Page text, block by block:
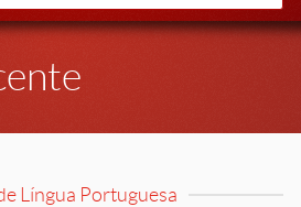
Língua Portuguesa